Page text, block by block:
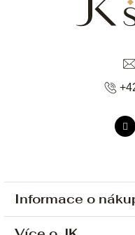
Informace o